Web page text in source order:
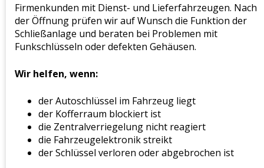
Firmenkunden mit Dienst- und Lieferfahrzeugen. Nach
der Öffnung prüfen wir auf Wunsch die Funktion der
Schließanlage und beraten bei Problemen mit
Funkschlüsseln oder defekten Gehäusen.
Wir helfen, wenn:
der Autoschlüssel im Fahrzeug liegt
der Kofferraum blockiert ist
die Zentralverriegelung nicht reagiert
die Fahrzeugelektronik streikt
der Schlüssel verloren oder abgebrochen ist